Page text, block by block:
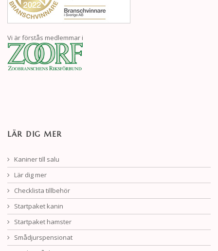
Vi är förstås medlemmar i
LÄR DIG MER
Kaniner till salu
Lär dig mer
Checklista tillbehör
Startpaket kanin
Startpaket hamster
Smådjurspensionat